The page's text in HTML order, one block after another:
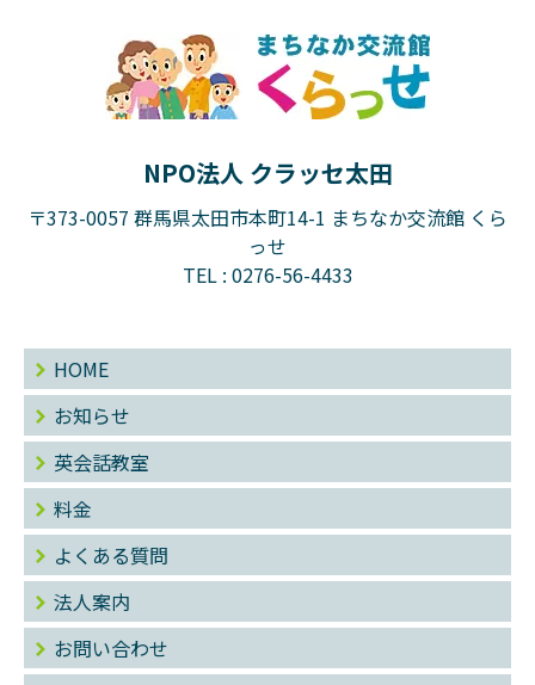
NPO法人 クラッセ太田
〒373-0057 群馬県太田市本町14-1 まちなか交流館 くら
っせ
TEL : 0276-56-4433
HOME
お知らせ
英会話教室
料金
よくある質問
法人案内
お問い合わせ